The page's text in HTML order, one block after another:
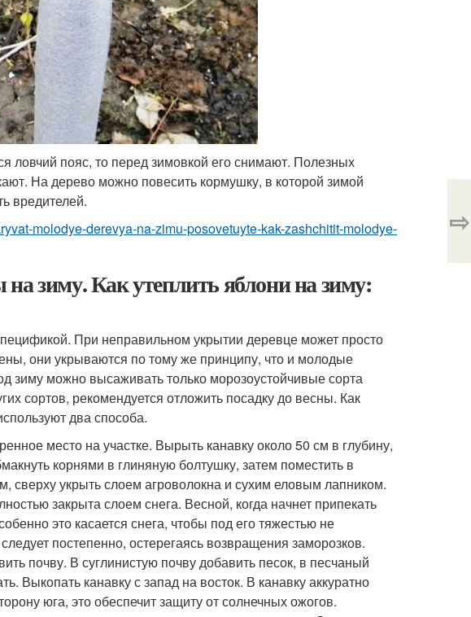
ловчий пояс, то перед зимовкой его снимают. Полезных
На дерево можно повесить кормушку, в которой зимой
вредителей.
molodye-derevya-na-zimu-posovetuyte-kak-zashchitit-molodye-
зиму. Как утеплить яблони на зиму:
При неправильном укрытии деревце может просто
они укрываются по тому же принципу, что и молодые
зиму можно высаживать только морозоустойчивые сорта
сортов, рекомендуется отложить посадку до весны. Как
два способа.
место на участке. Вырыть канавку около 50 см в глубину,
корнями в глиняную болтушку, затем поместить в
сверху укрыть слоем агроволокна и сухим еловым лапником.
закрыта слоем снега. Весной, когда начнет припекать
это касается снега, чтобы под его тяжестью не
постепенно, остерегаясь возвращения заморозков.
почву. В суглинистую почву добавить песок, в песчаный
Выкопать канавку с запад на восток. В канавку аккуратно
юга, это обеспечит защиту от солнечных ожогов.
⇨